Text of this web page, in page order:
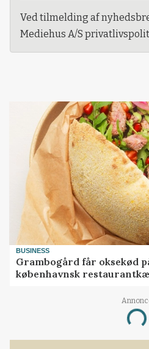
Ved tilmelding af
Mediehus A/S
BUSINESS
Grambogård får oksekød
københavnsk
Loading...